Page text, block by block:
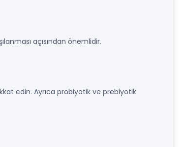
açısından önemlidir.
edin. Ayrıca probiyotik ve prebiyotik